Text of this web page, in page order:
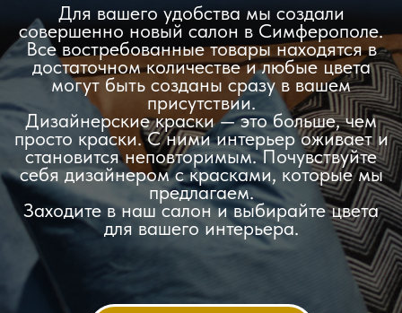
Для вашего удобства мы создали
совершенно новый салон в Симферополе.
Все востребованные товары находятся в
достаточном количестве и любые цвета
могут быть созданы сразу в вашем
присутствии.
Дизайнерские краски — это больше, чем
просто краски. С ними интерьер оживает и
становится неповторимым. Почувствуйте
себя дизайнером с красками, которые мы
предлагаем.
Заходите в наш салон и выбирайте цвета
для вашего интерьера.